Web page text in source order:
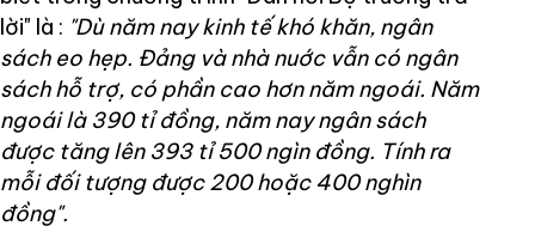
lời" là : "Dù năm nay kinh tế khó khăn, ngân
sách eo hẹp. Đảng và nhà nuớc vẫn có ngân
sách hỗ trợ, có phần cao hơn năm ngoái. Năm
ngoái là 390 tỉ đồng, năm nay ngân sách
được tăng lên 393 tỉ 500 ngìn đồng. Tính ra
mỗi đối tượng được 200 hoặc 400 nghìn
đồng".